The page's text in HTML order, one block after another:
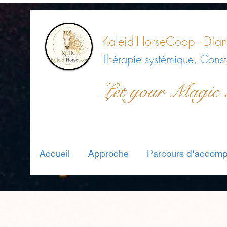
Kaleid'HorseCoop -
Thérapie systémique,
Let your Magic
Accueil Approche Parcours